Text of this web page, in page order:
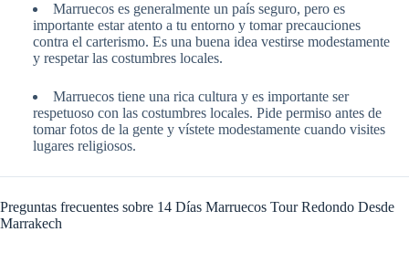
Marruecos es generalmente un país seguro, pero es
importante estar atento a tu entorno y tomar precauciones
contra el carterismo. Es una buena idea vestirse modestamente
y respetar las costumbres locales.
Marruecos tiene una rica cultura y es importante ser
respetuoso con las costumbres locales. Pide permiso antes de
tomar fotos de la gente y vístete modestamente cuando visites
lugares religiosos.
Preguntas frecuentes sobre 14 Días Marruecos Tour Redondo Desde
Marrakech